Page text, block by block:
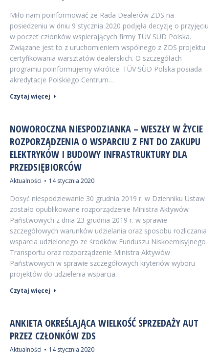
Miło nam poinformować że Rada Dealerów ZDS na
posiedzeniu w dniu 9 stycznia 2020 podjęła decyzję o przyjęciu
w poczet członków wspierających firmy TÜV SÜD Polska.
Związane jest to z uruchomieniem wspólnego z ZDS projektu
certyfikowania warsztatów dealerskich. O szczegółach
programu poinformujemy wkrótce. TÜV SÜD Polska posiada
akredytacje Polskiego Centrum…
Czytaj więcej
NOWOROCZNA NIESPODZIANKA – WESZŁY W ŻYCIE
ROZPORZĄDZENIA O WSPARCIU Z FNT DO ZAKUPU
ELEKTRYKÓW I BUDOWY INFRASTRUKTURY DLA
PRZEDSIĘBIORCÓW
Aktualności 14 stycznia 2020
Dosyć niespodziewanie 30 grudnia 2019 r. w Dzienniku Ustaw
zostało opublikowane rozporządzenie Ministra Aktywów
Państwowych z dnia 23 grudnia 2019 r. w sprawie
szczegółowych warunków udzielania oraz sposobu rozliczania
wsparcia udzielonego ze środków Funduszu Niskoemisyjnego
Transportu oraz rozporządzenie Ministra Aktywów
Państwowych w sprawie szczegółowych kryteriów wyboru
projektów do udzielenia wsparcia…
Czytaj więcej
ANKIETA OKREŚLAJĄCA WIELKOŚĆ SPRZEDAŻY AUT
PRZEZ CZŁONKÓW ZDS
Aktualności 14 stycznia 2020